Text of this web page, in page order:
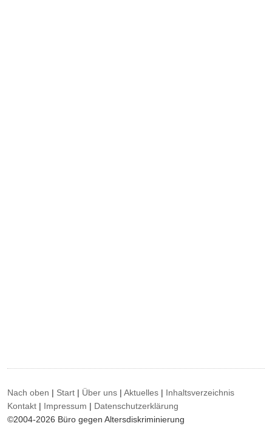
Nach oben | Start | Über uns |Aktuelles | Inhaltsverzeichnis
Kontakt | Impressum | Datenschutzerklärung
©2004-2026 Büro gegen Altersdiskriminierung